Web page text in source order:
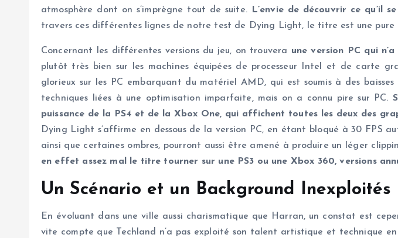
atmosphère dont on s’imprègne tout de suite. L’envie de découvrir ce qu’il
travers ces différentes lignes de notre test de Dying Light, le titre est une pure
Concernant les différentes versions du jeu, on trouvera une version PC qui
plutôt très bien sur les machines équipées de processeur Intel et de carte
glorieux sur les PC embarquant du matériel AMD, qui est soumis à des
techniques liées à une optimisation imparfaite, mais on a connu pire sur PC.
puissance de la PS4 et de la Xbox One, qui affichent toutes les deux des
Dying Light s’affirme en dessous de la version PC, en étant bloqué à 30 FPS
ainsi que certaines ombres, pourront aussi être amené à produire un léger
en effet assez mal le titre tourner sur une PS3 ou une Xbox 360, versions
Un Scénario et un Background Inexploités
En évoluant dans une ville aussi charismatique que Harran, un constat est
vite compte que Techland n’a pas exploité son talent artistique et technique